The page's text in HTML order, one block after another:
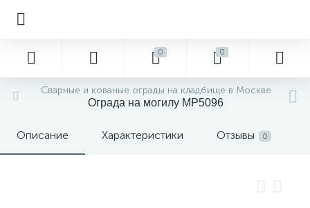
0 0
Сварные и кованые ограды на кладбище в Москве
Ограда на могилу MP5096
Описание Характеристики Отзывы 0